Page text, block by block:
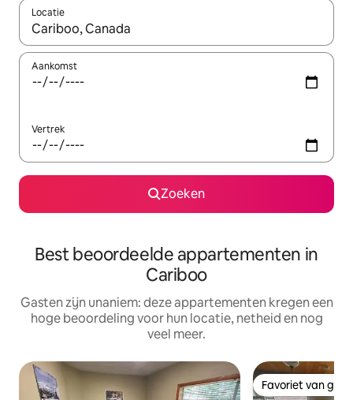
Locatie
Wanneer er suggesties beschikbaar zijn, maak je een keuze
Aankomst
Vertrek
Zoeken
Best beoordeelde appartementen in
Cariboo
Gasten zijn unaniem: deze appartementen kregen een
hoge beoordeling voor hun locatie, netheid en nog
veel meer.
Favoriet van
Favoriet van